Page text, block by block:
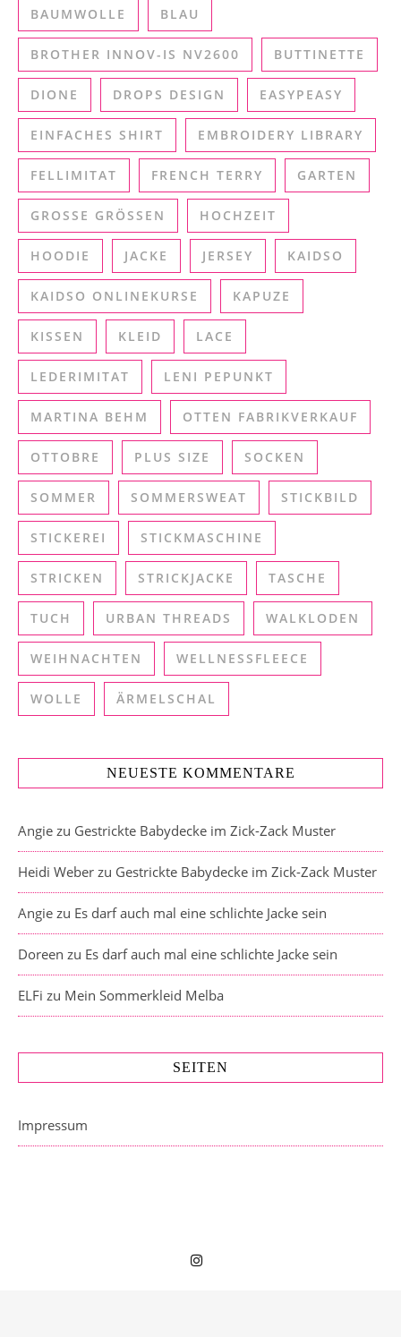
BAUMWOLLE BLAU
BROTHER INNOV-IS NV2600 BUTTINETTE
DIONE DROPS DESIGN EASYPEASY
EINFACHES SHIRT EMBROIDERY LIBRARY
FELLIMITAT FRENCH TERRY GARTEN
GROSSE GRÖSSEN HOCHZEIT
HOODIE JACKE JERSEY KAIDSO
KAIDSO ONLINEKURSE KAPUZE
KISSEN KLEID LACE
LEDERIMITAT LENI PEPUNKT
MARTINA BEHM OTTEN FABRIKVERKAUF
OTTOBRE PLUS SIZE SOCKEN
SOMMER SOMMERSWEAT STICKBILD
STICKEREI STICKMASCHINE
STRICKEN STRICKJACKE TASCHE
TUCH URBAN THREADS WALKLODEN
WEIHNACHTEN WELLNESSFLEECE
WOLLE ÄRMELSCHAL
NEUESTE KOMMENTARE
Angie zu Gestrickte Babydecke im Zick-Zack Muster
Heidi Weber zu Gestrickte Babydecke im Zick-Zack Muster
Angie zu Es darf auch mal eine schlichte Jacke sein
Doreen zu Es darf auch mal eine schlichte Jacke sein
ELFi zu Mein Sommerkleid Melba
SEITEN
Impressum